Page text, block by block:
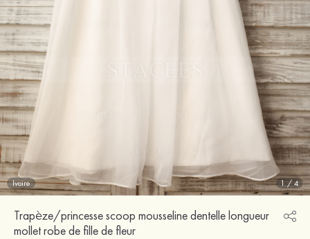
Ivoire 1/4
Trapèze/princesse scoop mousseline dentelle longueur
mollet robe de fille de fleur